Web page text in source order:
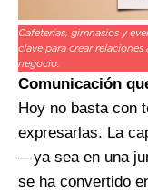
Cafeterías, gimnasios y
clave para crear
negocio.
Comunicación
Hoy no basta con
expresarlas. La
—ya sea en una
se ha convertido